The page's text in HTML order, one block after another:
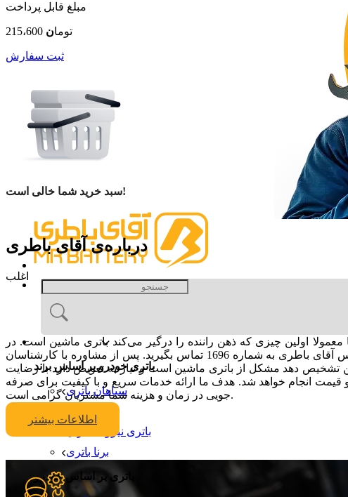
مبلغ قابل پرداخت
215،600 تومان
ثبت سفارش
سبد خرید شما خالی است!
باتری خودرو
باتری خودرو بر اساس برند
سپاهان باتری
باتری نیرو گستران
برنا باتری
باتری بر اساس خودرو
درباره‌ی آقای باطری
اغلب
اولین چیزی که ذهن راننده را درگیر می‌کند باتری ماشین است. در
صورتی که حدس زدید باتری ماشین شما خراب است و در شرایط اضطراری بوده و نیاز به امداد باتری دارید کافیست با مرکز تماس آقای باطری به شماره 1696 تماس بگیرید. پس از مشاوره با کارشناسان
تشخیص دهد مشکل از باتری ماشین است و نیاز به تعویض دارد با رضایت
قیمت انجام خواهد شد. هدف ما ارائه خدمات سریع و با کیفیت برای صرفه
جویی در زمان و هزینه شما مشتریان گرامی است.
اطلاعات بیشتر